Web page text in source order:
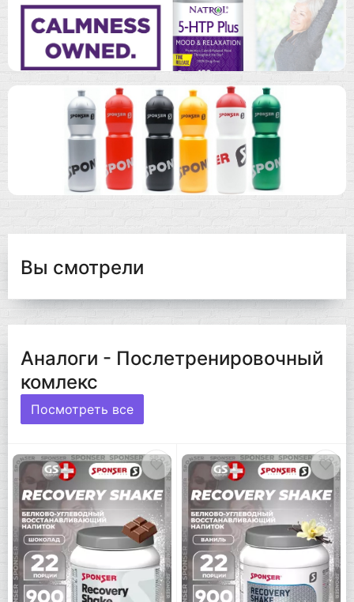
Вы смотрели
Аналоги - Послетренировочный
комлекс
Посмотреть все